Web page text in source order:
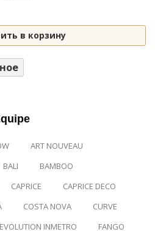
в корзину
ART NOUVEAU
BALI
BAMBOO
CAPRICE
CAPRICE DECO
COSTA NOVA
CURVE
EVOLUTION INMETRO
FANGO